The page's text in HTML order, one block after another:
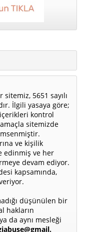
5651 sayılı
İlgili yasaya göre;
kontrol
sitemizde
ve kişilik
edinmiş ve her
devam ediyor.
kapsamında,
düşünülen bir
hakların
da aynı mesleği